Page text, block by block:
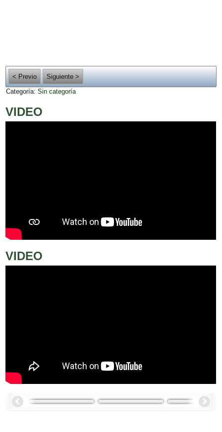
< Previo
Siguiente >
Categoría:Sin categoría
VIDEO
VIDEO